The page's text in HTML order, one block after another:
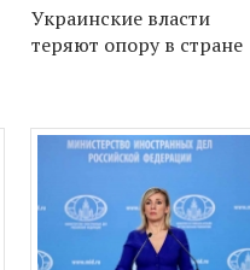
Украинские власти
теряют опору в стране